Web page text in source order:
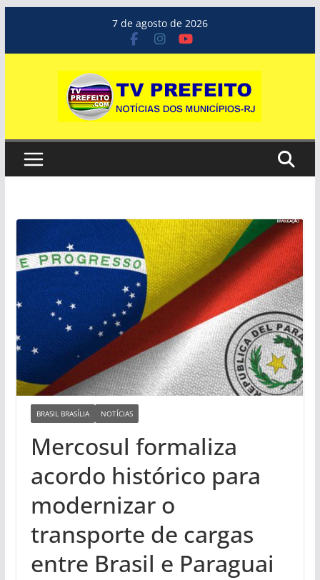
o
7 de agosto de 2026
BRASIL BRASÍLIA NOTÍCIAS
Mercosul formaliza
acordo histórico para
modernizar o
transporte de cargas
entre Brasil e Paraguai